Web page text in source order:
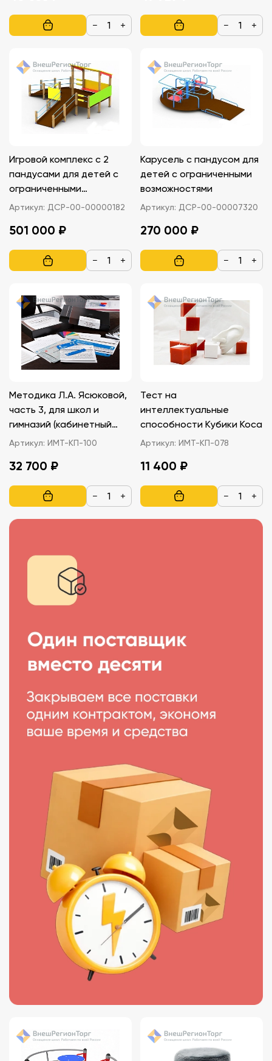
− + − +
Игровой комплекс с 2
пандусами для детей с
ограниченными
возможностями
Артикул: ДСР-00-00000182
501 000 ₽
− +
Карусель с пандусом для
детей с ограниченными
возможностями
Артикул: ДСР-00-00007320
270 000 ₽
− +
Методика Л.А. Ясюковой,
часть 3, для школ и
гимназий (кабинетный
вариант)
Артикул: ИМТ-КП-100
32 700 ₽
− +
Тест на
интеллектуальные
способности Кубики Коса
Артикул: ИМТ-КП-078
11 400 ₽
− +